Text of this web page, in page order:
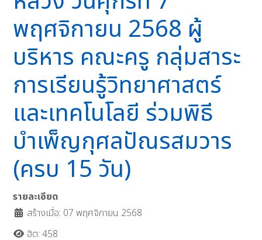
พฤศจิกายน 2568 ผู้
บริหาร คณะครู กลุ่มสาระ
การเรียนรู้วิทยาศาสตร์
และเทคโนโลยี ร่วมพิธี
บำเพ็ญกุศลปัณรสมวาร
(ครบ 15 วัน)
รายละเอียด
สร้างเมื่อ: 07 พฤศจิกายน 2568
ฮิต: 458